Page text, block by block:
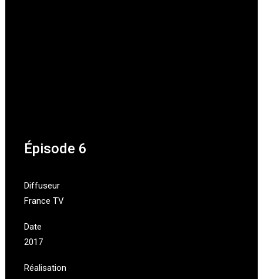
Épisode 6
Diffuseur
France TV
Date
2017
Réalisation